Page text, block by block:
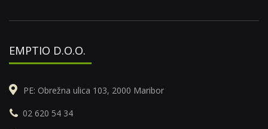
EMPTIO D.O.O.
PE: Obrežna ulica 103, 2000 Maribor
02 620 54 34